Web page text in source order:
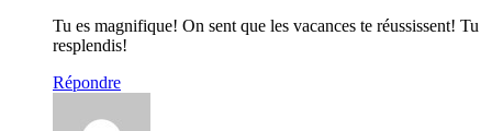
Tu es magnifique! On sent que les vacances te réussissent! Tu
resplendis!
Répondre